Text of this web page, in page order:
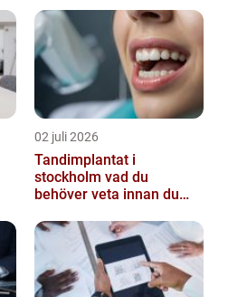
02 juli 2026
Tandimplantat i
stockholm vad du
behöver veta innan du